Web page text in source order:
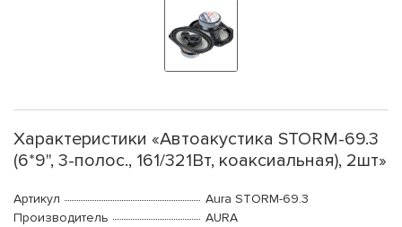
Характеристики «Автоакустика STORM-69.3
(6*9", 3-полос., 161/321Вт, коаксиальная), 2шт»
Артикул
Aura STORM-69.3
Производитель
AURA